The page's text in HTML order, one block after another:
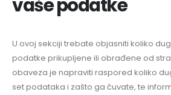
vaše podatke
U ovoj sekciji trebate objasniti koliko
podatke prikupljene ili obrađene od
obaveza je napraviti raspored koliko
set podataka i zašto ga čuvate, te